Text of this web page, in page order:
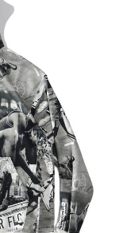
円以下の商品は有料（500
インが施されている等)
って、商品の色味が若干異
より、お客様にご迷惑